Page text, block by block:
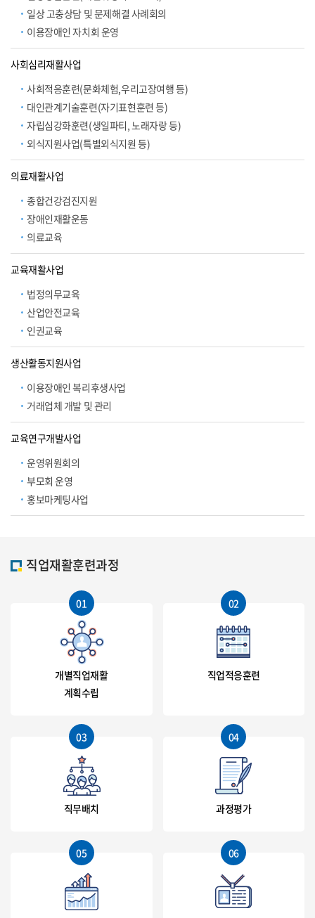
일상 고충상담 및 문제해결 사례회의
이용장애인 자치회 운영
사회심리재활사업
사회적응훈련(문화체험,우리고장여행 등)
대인관계기술훈련(자기표현훈련 등)
자립심강화훈련(생일파티, 노래자랑 등)
외식지원사업(특별외식지원 등)
의료재활사업
종합건강검진지원
장애인재활운동
의료교육
교육재활사업
법정의무교육
산업안전교육
인권교육
생산활동지원사업
이용장애인 복리후생사업
거래업체 개발 및 관리
교육연구개발사업
운영위원회의
부모회 운영
홍보마케팅사업
직업재활훈련과정
01
개별직업재활
계획수립
02
직업적응훈련
03
직무배치
04
과정평가
05 06